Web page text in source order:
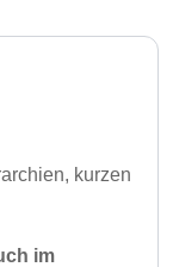
kurzen
im